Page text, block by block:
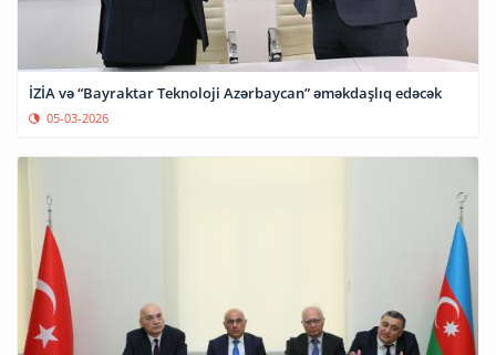
İZİA və “Bayraktar Teknoloji Azərbaycan” əməkdaşlıq edəcək
05-03-2026